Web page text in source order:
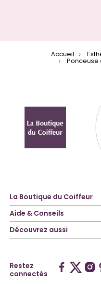
Accueil
Ponceuse
La Boutique du Coiffeur
Aide & Conseils
Découvrez aussi
Restez
connectés